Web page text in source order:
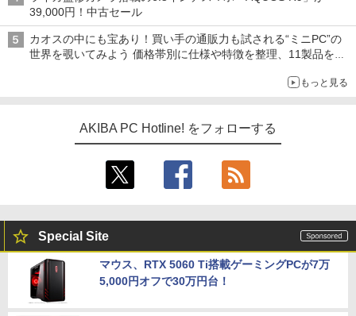
39,000円！中古セール
カオスの中にも宝あり！買い手の通販力も試される“ミニPC”の
世界を覗いてみよう 価格帯別に仕様や特徴を整理、11製品をピ
もっと見る
AKIBA PC Hotline! をフォローする
Special Site
マウス、RTX 5060 Ti搭載ゲーミングPCが7万
5,000円オフで30万円台！